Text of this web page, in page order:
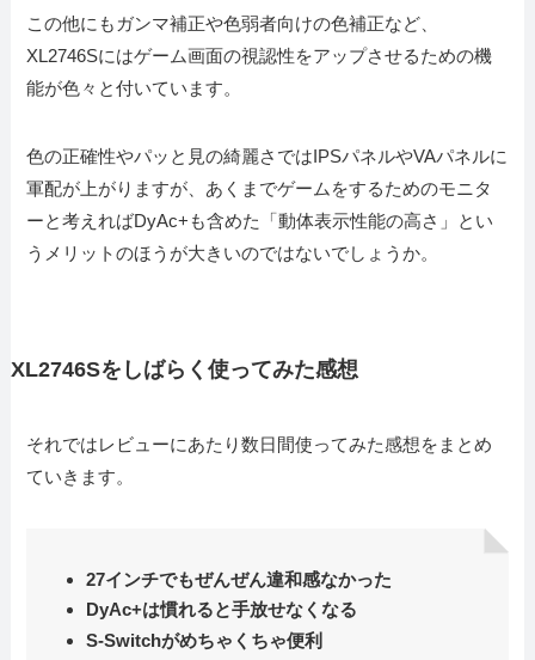
この他にもガンマ補正や色弱者向けの色補正など、
XL2746Sにはゲーム画面の視認性をアップさせるための機
能が色々と付いています。
色の正確性やパッと見の綺麗さではIPSパネルやVAパネルに
軍配が上がりますが、あくまでゲームをするためのモニタ
ーと考えればDyAc+も含めた「動体表示性能の高さ」とい
うメリットのほうが大きいのではないでしょうか。
XL2746Sをしばらく使ってみた感想
それではレビューにあたり数日間使ってみた感想をまとめ
ていきます。
27インチでもぜんぜん違和感なかった
DyAc+は慣れると手放せなくなる
S-Switchがめちゃくちゃ便利